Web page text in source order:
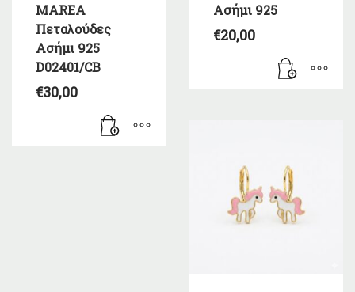
MAREA
Πεταλούδες
Ασήμι 925
D02401/CB
€30,00
Ασήμι 925
€20,00